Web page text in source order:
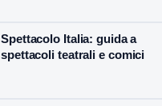
Spettacolo Italia: guida a
spettacoli teatrali e comici